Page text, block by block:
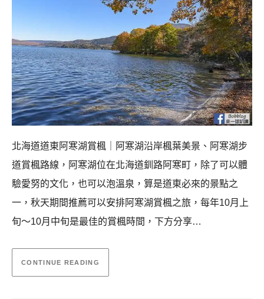
北海道道東阿寒湖賞楓｜阿寒湖沿岸楓葉美景、阿寒湖步
道賞楓路線，阿寒湖位在北海道釧路阿寒町，除了可以體
驗愛努的文化，也可以泡溫泉，算是道東必來的景點之
一，秋天期間推薦可以安排阿寒湖賞楓之旅，每年10月上
旬〜10月中旬是最佳的賞楓時間，下方分享…
CONTINUE READING